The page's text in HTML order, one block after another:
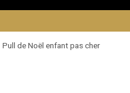
Pull de Noël enfant pas cher